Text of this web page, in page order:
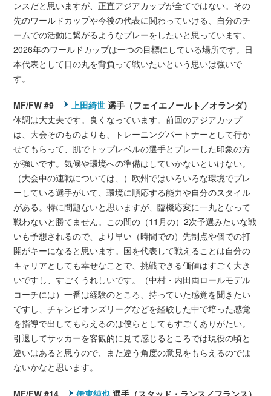
ンスだと思いますが、正直アジアカップが全てではない。その
先のワールドカップや今後の代表に関わっていける、自分のチ
ームでの活動に繋がるようなプレーをしたいと思っています。
2026年のワールドカップは一つの目標にしている場所です。日
本代表として日の丸を背負って戦いたいという思いは強いで
す。
MF/FW #9 上田綺世 選手（フェイエノールト／オランダ）
体調は大丈夫です。良くなっています。前回のアジアカップ
は、大会そのものよりも、トレーニングパートナーとして行か
せてもらって、肌でトップレベルの選手とプレーした印象の方
が強いです。気候や環境への準備はしていかないといけない。
（大会中の連戦については、）欧州ではいろいろな環境でプレ
ーしている選手がいて、環境に順応する能力や自分のスタイル
がある。特に問題ないと思いますが、臨機応変に一丸となって
戦わないと勝てません。この間の（11月の）2次予選みたいな戦
いも予想されるので、より早い（時間での）先制点や個での打
開がキーになると思います。国を代表して戦えることは自分の
キャリアとしても幸せなことで、挑戦できる価値はすごく大き
いですし、すごくうれしいです。（中村・内田両ロールモデル
コーチには）一番は経験のところ、持っていた感覚を聞きたい
ですし、チャンピオンズリーグなどを経験した中で培った感覚
を指導で出してもらえるのは僕らとしてもすごくありがたい。
引退してサッカーを客観的に見て感じるところでは現役の頃と
違いはあると思うので、また違う角度の意見をもらえるのでは
ないかなと思います。